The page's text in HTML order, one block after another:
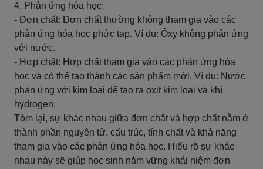
4. Phản ứng hóa học:
- Đơn chất: Đơn chất thường không tham gia vào các
phản ứng hóa học phức tạp. Ví dụ: Ôxy không phản ứng
với nước.
- Hợp chất: Hợp chất tham gia vào các phản ứng hóa
học và có thể tạo thành các sản phẩm mới. Ví dụ: Nước
phản ứng với kim loại để tạo ra oxit kim loại và khí
hydrogen.
Tóm lại, sự khác nhau giữa đơn chất và hợp chất nằm ở
thành phần nguyên tử, cấu trúc, tính chất và khả năng
tham gia vào các phản ứng hóa học. Hiểu rõ sự khác
nhau này sẽ giúp học sinh nắm vững khái niệm đơn